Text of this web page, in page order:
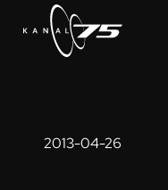
2013-04-26